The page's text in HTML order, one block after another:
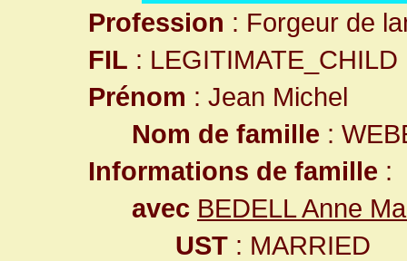
Profession : Forgeur de
FIL : LEGITIMATE_CHILD
Prénom : Jean Michel
Nom de famille :
Informations de famille :
avec BEDELL Anne
UST : MARRIED